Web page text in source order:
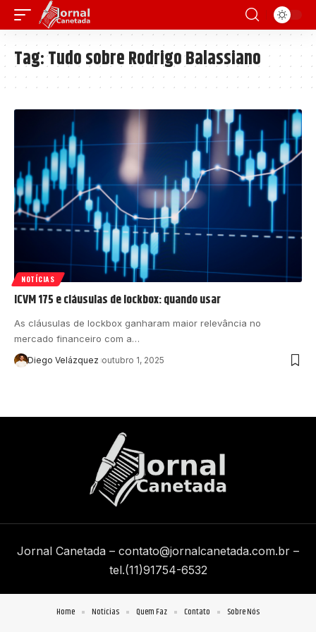
Tag:Tudo sobre Rodrigo Balassiano
NOTÍCIAS
ICVM 175 e cláusulas de lockbox: quando usar
As cláusulas de lockbox ganharam maior relevância no
mercado financeiro com a…
Diego Velázquez outubro 1, 2025
Jornal Canetada – contato@jornalcanetada.com.br –
tel.(11)91754-6532
Home Notícias Quem Faz Contato Sobre Nós